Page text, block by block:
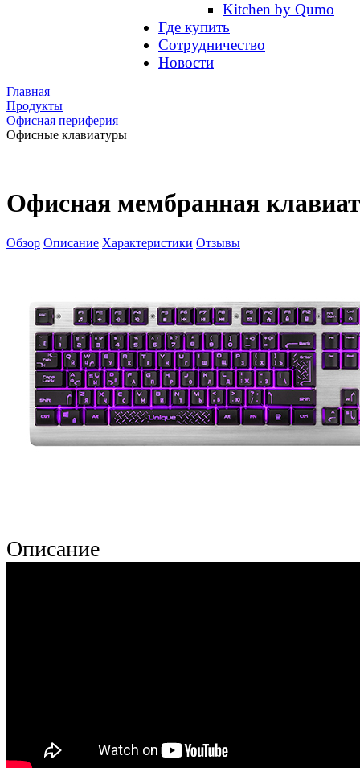
Kitchen by Qumo
Где купить
Сотрудничество
Новости
Главная
Продукты
Офисная периферия
Офисные клавиатуры
Офисная мембранная
Обзор Описание Характеристики Отзывы
Описание